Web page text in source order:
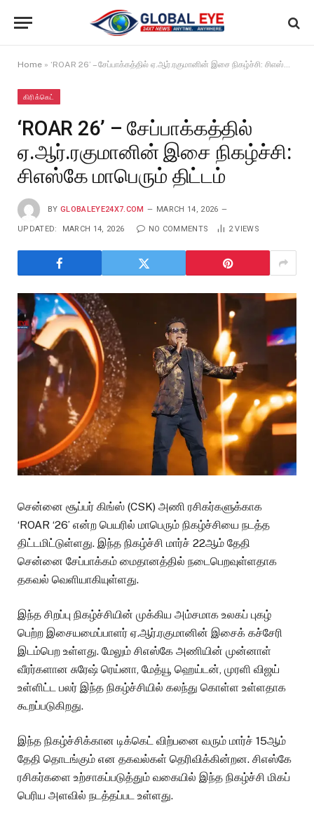
Home » ‘ROAR 26’ – சேப்பாக்கத்தில் ஏ.ஆர்.ரகுமானின் இசை நிகழ்ச்சி: சிஎஸ்கே மாபெரும் திட்டம்
கிரிக்கெட்
‘ROAR 26’ – சேப்பாக்கத்தில்
ஏ.ஆர்.ரகுமானின் இசை நிகழ்ச்சி:
சிஎஸ்கே மாபெரும் திட்டம்
BY GLOBALEYE24X7.COM MARCH 14, 2026
UPDATED: MARCH 14, 2026 NO COMMENTS 2VIEWS
சென்னை சூப்பர் கிங்ஸ் (CSK) அணி ரசிகர்களுக்காக
‘ROAR ‘26’ என்ற பெயரில் மாபெரும் நிகழ்ச்சியை நடத்த
திட்டமிட்டுள்ளது. இந்த நிகழ்ச்சி மார்ச் 22ஆம் தேதி
சென்னை சேப்பாக்கம் மைதானத்தில் நடைபெறவுள்ளதாக
தகவல் வெளியாகியுள்ளது.
இந்த சிறப்பு நிகழ்ச்சியின் முக்கிய அம்சமாக உலகப் புகழ்
பெற்ற இசையமைப்பாளர் ஏ.ஆர்.ரகுமானின் இசைக் கச்சேரி
இடம்பெற உள்ளது. மேலும் சிஎஸ்கே அணியின் முன்னாள்
வீரர்களான சுரேஷ் ரெய்னா, மேத்யூ ஹெய்டன், முரளி விஜய்
உள்ளிட்ட பலர் இந்த நிகழ்ச்சியில் கலந்து கொள்ள உள்ளதாக
கூறப்படுகிறது.
இந்த நிகழ்ச்சிக்கான டிக்கெட் விற்பனை வரும் மார்ச் 15ஆம்
தேதி தொடங்கும் என தகவல்கள் தெரிவிக்கின்றன. சிஎஸ்கே
ரசிகர்களை உற்சாகப்படுத்தும் வகையில் இந்த நிகழ்ச்சி மிகப்
பெரிய அளவில் நடத்தப்பட உள்ளது.